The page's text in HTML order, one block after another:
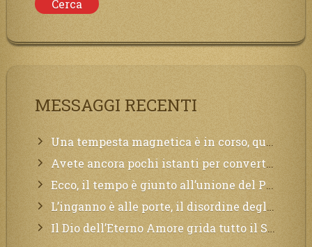
MESSAGGI RECENTI
Una tempesta magnetica è in corso, questa generazione patirà. Il black out non tarderà ad arrivare e tutta la Terra sarà oscurata.
Avete ancora pochi istanti per convertirvi, non perdete tempo, la sciagura arriverà all’improvviso e per chi non si sarà preparato saranno dolori.
Ecco, il tempo è giunto all’unione del Padre con il figlio, non avete che da attendere pochissimo.
L’inganno è alle porte, il disordine degli ordinati urlerà perdono, ma sarà troppo tardi, il tradimento è stato grande!
Il Dio dell’Eterno Amore grida tutto il Suo bene per i Suoi,richiama a Sé i lontani, affinché si pentano e tornino a Lui: